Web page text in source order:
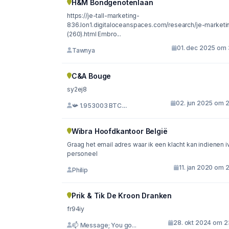
H&M Bondgenotenlaan
https://je-tall-marketing-
836.lon1.digitaloceanspaces.com/research/je-
(260).html Embro...
Tawnya 01. dec 2025 om
C&A Bouge
sy2ej8
📯 1.953003 BTC.... 02. jun 2025 om
Wibra Hoofdkantoor België
Graag het email adres waar ik een klacht kan indienen
personeel
Philip 11. jan 2020 om
Prik & Tik De Kroon Dranken
fr94iy
📫 Message; You go... 28. okt 2024 om